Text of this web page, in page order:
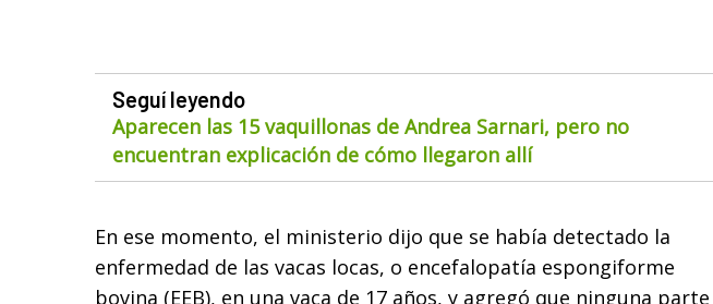
Seguí leyendo
Aparecen las 15 vaquillonas de Andrea Sarnari, pero no
encuentran explicación de cómo llegaron allí
En ese momento, el ministerio dijo que se había detectado la
enfermedad de las vacas locas, o encefalopatía espongiforme
bovina (EEB), en una vaca de 17 años, y agregó que ninguna parte